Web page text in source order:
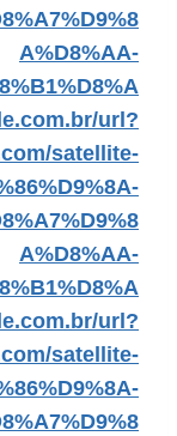
A%D8%AA-
url?
satellite-
A%D8%AA-
url?
satellite-